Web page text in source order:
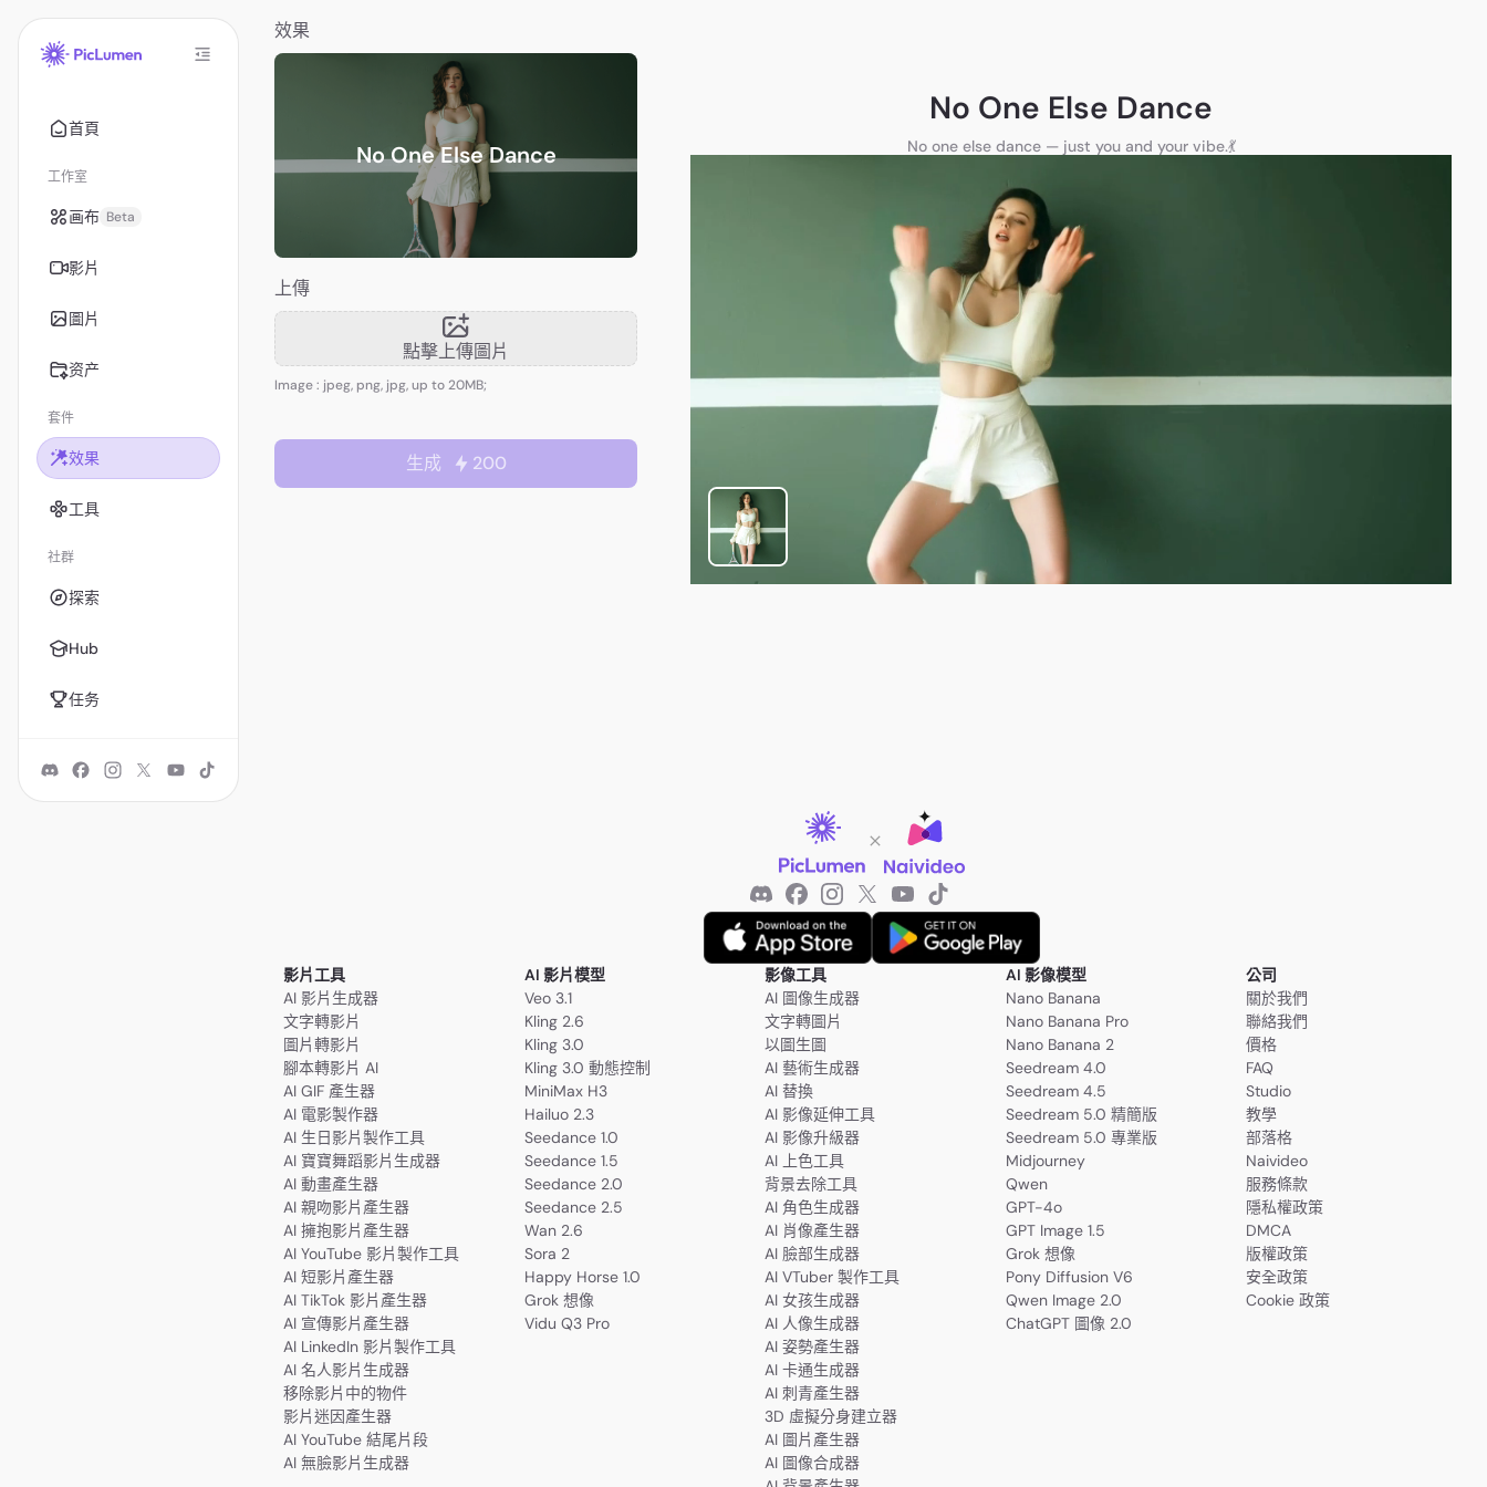
首頁
工作室
画布 Beta
影片
圖片
资产
套件
效果
工具
社群
探索
Hub
任务
效果
No One Else Dance
上傳
點擊上傳圖片
Image : jpeg, png, jpg, up to 20MB;
生成 200
No One Else Dance
No one else dance — just you and your vibe.💃
影片工具
AI 影片生成器
文字轉影片
圖片轉影片
腳本轉影片 AI
AI GIF 產生器
AI 電影製作器
AI 生日影片製作工具
AI 寶寶舞蹈影片生成器
AI 動畫產生器
AI 親吻影片產生器
AI 擁抱影片產生器
AI YouTube 影片製作工具
AI 短影片產生器
AI TikTok 影片產生器
AI 宣傳影片產生器
AI LinkedIn 影片製作工具
AI 名人影片生成器
移除影片中的物件
影片迷因產生器
AI YouTube 結尾片段
AI 無臉影片生成器
AI 影片模型
Veo 3.1
Kling 2.6
Kling 3.0
Kling 3.0 動態控制
MiniMax H3
Hailuo 2.3
Seedance 1.0
Seedance 1.5
Seedance 2.0
Seedance 2.5
Wan 2.6
Sora 2
Happy Horse 1.0
Grok 想像
Vidu Q3 Pro
影像工具
AI 圖像生成器
文字轉圖片
以圖生圖
AI 藝術生成器
AI 替換
AI 影像延伸工具
AI 影像升級器
AI 上色工具
背景去除工具
AI 角色生成器
AI 肖像產生器
AI 臉部生成器
AI VTuber 製作工具
AI 女孩生成器
AI 人像生成器
AI 姿勢產生器
AI 卡通生成器
AI 刺青產生器
3D 虛擬分身建立器
AI 圖片產生器
AI 圖像合成器
AI 影像模型
Nano Banana
Nano Banana Pro
Nano Banana 2
Seedream 4.0
Seedream 4.5
Seedream 5.0 精簡版
Seedream 5.0 專業版
Midjourney
Qwen
GPT-4o
GPT Image 1.5
Grok 想像
Pony Diffusion V6
Qwen Image 2.0
ChatGPT 圖像 2.0
公司
關於我們
聯絡我們
價格
FAQ
Studio
教學
部落格
Naivideo
服務條款
隱私權政策
DMCA
版權政策
安全政策
Cookie 政策